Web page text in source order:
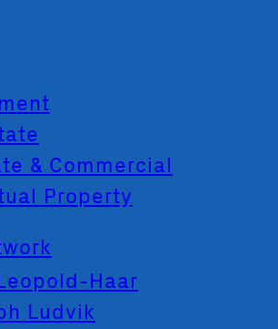
& Commercial
Property
Haar
Ludvik